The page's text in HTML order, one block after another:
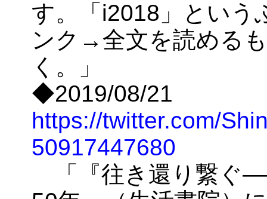
す。「i2018」という
ンク→全文を読める
く。」
◆2019/08/21
https://twitter.com/
50917447680
「『往き還り繋ぐ